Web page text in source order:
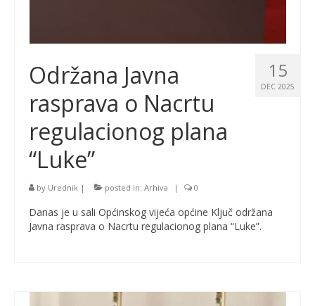
15
DEC 2025
Održana Javna
rasprava o Nacrtu
regulacionog plana
“Luke”
by Urednik | posted in: Arhiva | 0
Danas je u sali Općinskog vijeća općine Ključ održana
Javna rasprava o Nacrtu regulacionog plana “Luke”.